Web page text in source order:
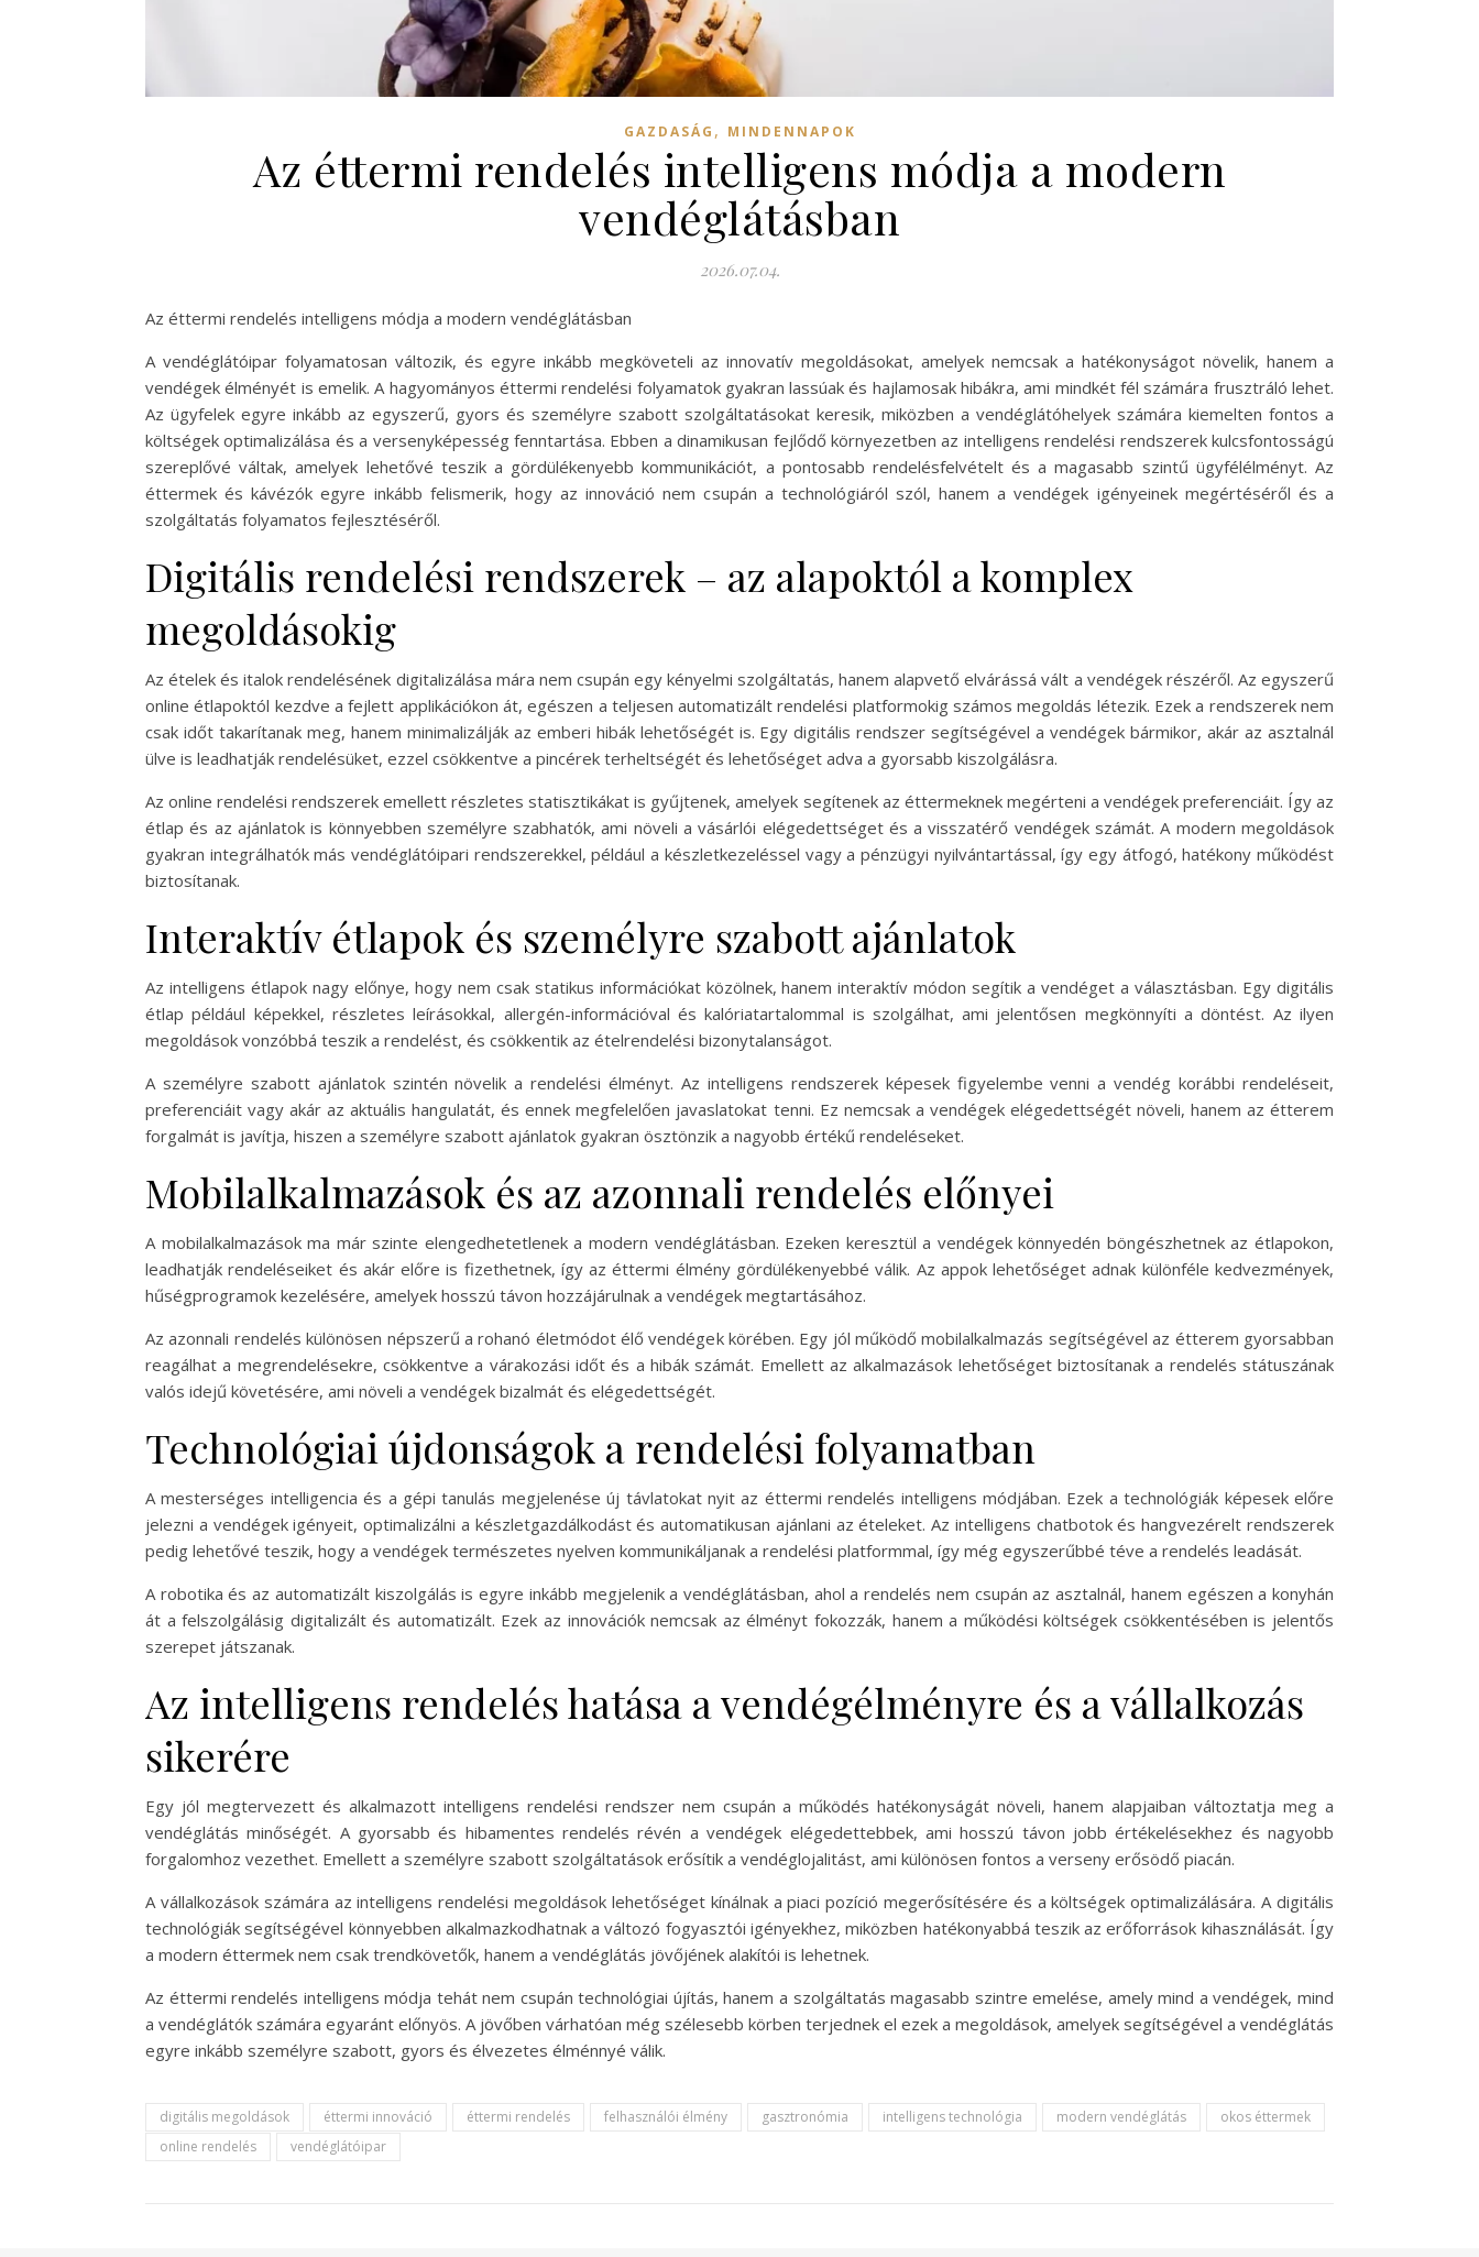
GAZDASÁG , MINDENNAPOK
Az éttermi rendelés intelligens módja a modern
vendéglátásban
2026.07.04.
Az éttermi rendelés intelligens módja a modern vendéglátásban
A vendéglátóipar folyamatosan változik, és egyre inkább megköveteli az innovatív megoldásokat, amelyek nemcsak a hatékonyságot növelik, hanem a
vendégek élményét is emelik. A hagyományos éttermi rendelési folyamatok gyakran lassúak és hajlamosak hibákra, ami mindkét fél számára frusztráló lehet.
Az ügyfelek egyre inkább az egyszerű, gyors és személyre szabott szolgáltatásokat keresik, miközben a vendéglátóhelyek számára kiemelten fontos a
költségek optimalizálása és a versenyképesség fenntartása. Ebben a dinamikusan fejlődő környezetben az intelligens rendelési rendszerek kulcsfontosságú
szereplővé váltak, amelyek lehetővé teszik a gördülékenyebb kommunikációt, a pontosabb rendelésfelvételt és a magasabb szintű ügyfélélményt. Az
éttermek és kávézók egyre inkább felismerik, hogy az innováció nem csupán a technológiáról szól, hanem a vendégek igényeinek megértéséről és a
szolgáltatás folyamatos fejlesztéséről.
Digitális rendelési rendszerek – az alapoktól a komplex
megoldásokig
Az ételek és italok rendelésének digitalizálása mára nem csupán egy kényelmi szolgáltatás, hanem alapvető elvárássá vált a vendégek részéről. Az egyszerű
online étlapoktól kezdve a fejlett applikációkon át, egészen a teljesen automatizált rendelési platformokig számos megoldás létezik. Ezek a rendszerek nem
csak időt takarítanak meg, hanem minimalizálják az emberi hibák lehetőségét is. Egy digitális rendszer segítségével a vendégek bármikor, akár az asztalnál
ülve is leadhatják rendelésüket, ezzel csökkentve a pincérek terheltségét és lehetőséget adva a gyorsabb kiszolgálásra.
Az online rendelési rendszerek emellett részletes statisztikákat is gyűjtenek, amelyek segítenek az éttermeknek megérteni a vendégek preferenciáit. Így az
étlap és az ajánlatok is könnyebben személyre szabhatók, ami növeli a vásárlói elégedettséget és a visszatérő vendégek számát. A modern megoldások
gyakran integrálhatók más vendéglátóipari rendszerekkel, például a készletkezeléssel vagy a pénzügyi nyilvántartással, így egy átfogó, hatékony működést
biztosítanak.
Interaktív étlapok és személyre szabott ajánlatok
Az intelligens étlapok nagy előnye, hogy nem csak statikus információkat közölnek, hanem interaktív módon segítik a vendéget a választásban. Egy digitális
étlap például képekkel, részletes leírásokkal, allergén-információval és kalóriatartalommal is szolgálhat, ami jelentősen megkönnyíti a döntést. Az ilyen
megoldások vonzóbbá teszik a rendelést, és csökkentik az ételrendelési bizonytalanságot.
A személyre szabott ajánlatok szintén növelik a rendelési élményt. Az intelligens rendszerek képesek figyelembe venni a vendég korábbi rendeléseit,
preferenciáit vagy akár az aktuális hangulatát, és ennek megfelelően javaslatokat tenni. Ez nemcsak a vendégek elégedettségét növeli, hanem az étterem
forgalmát is javítja, hiszen a személyre szabott ajánlatok gyakran ösztönzik a nagyobb értékű rendeléseket.
Mobilalkalmazások és az azonnali rendelés előnyei
A mobilalkalmazások ma már szinte elengedhetetlenek a modern vendéglátásban. Ezeken keresztül a vendégek könnyedén böngészhetnek az étlapokon,
leadhatják rendeléseiket és akár előre is fizethetnek, így az éttermi élmény gördülékenyebbé válik. Az appok lehetőséget adnak különféle kedvezmények,
hűségprogramok kezelésére, amelyek hosszú távon hozzájárulnak a vendégek megtartásához.
Az azonnali rendelés különösen népszerű a rohanó életmódot élő vendégek körében. Egy jól működő mobilalkalmazás segítségével az étterem gyorsabban
reagálhat a megrendelésekre, csökkentve a várakozási időt és a hibák számát. Emellett az alkalmazások lehetőséget biztosítanak a rendelés státuszának
valós idejű követésére, ami növeli a vendégek bizalmát és elégedettségét.
Technológiai újdonságok a rendelési folyamatban
A mesterséges intelligencia és a gépi tanulás megjelenése új távlatokat nyit az éttermi rendelés intelligens módjában. Ezek a technológiák képesek előre
jelezni a vendégek igényeit, optimalizálni a készletgazdálkodást és automatikusan ajánlani az ételeket. Az intelligens chatbotok és hangvezérelt rendszerek
pedig lehetővé teszik, hogy a vendégek természetes nyelven kommunikáljanak a rendelési platformmal, így még egyszerűbbé téve a rendelés leadását.
A robotika és az automatizált kiszolgálás is egyre inkább megjelenik a vendéglátásban, ahol a rendelés nem csupán az asztalnál, hanem egészen a konyhán
át a felszolgálásig digitalizált és automatizált. Ezek az innovációk nemcsak az élményt fokozzák, hanem a működési költségek csökkentésében is jelentős
szerepet játszanak.
Az intelligens rendelés hatása a vendégélményre és a vállalkozás
sikerére
Egy jól megtervezett és alkalmazott intelligens rendelési rendszer nem csupán a működés hatékonyságát növeli, hanem alapjaiban változtatja meg a
vendéglátás minőségét. A gyorsabb és hibamentes rendelés révén a vendégek elégedettebbek, ami hosszú távon jobb értékelésekhez és nagyobb
forgalomhoz vezethet. Emellett a személyre szabott szolgáltatások erősítik a vendéglojalitást, ami különösen fontos a verseny erősödő piacán.
A vállalkozások számára az intelligens rendelési megoldások lehetőséget kínálnak a piaci pozíció megerősítésére és a költségek optimalizálására. A digitális
technológiák segítségével könnyebben alkalmazkodhatnak a változó fogyasztói igényekhez, miközben hatékonyabbá teszik az erőforrások kihasználását. Így
a modern éttermek nem csak trendkövetők, hanem a vendéglátás jövőjének alakítói is lehetnek.
Az éttermi rendelés intelligens módja tehát nem csupán technológiai újítás, hanem a szolgáltatás magasabb szintre emelése, amely mind a vendégek, mind
a vendéglátók számára egyaránt előnyös. A jövőben várhatóan még szélesebb körben terjednek el ezek a megoldások, amelyek segítségével a vendéglátás
egyre inkább személyre szabott, gyors és élvezetes élménnyé válik.
digitális megoldások éttermi innováció éttermi rendelés felhasználói élmény gasztronómia intelligens technológia modern vendéglátás
okos éttermek
online rendelés
vendéglátóipar